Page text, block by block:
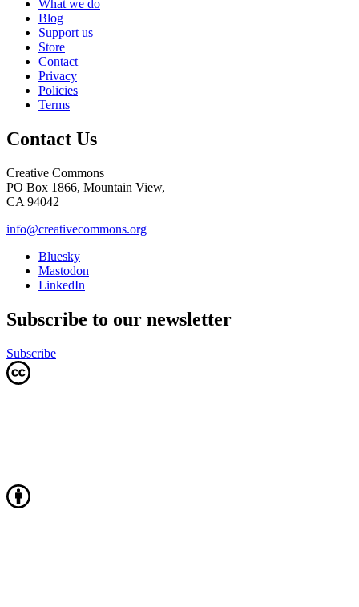
What we do
Blog
Support us
Store
Contact
Privacy
Policies
Terms
Contact Us
Creative Commons
PO Box 1866, Mountain View,
CA 94042
info@creativecommons.org
Bluesky
Mastodon
LinkedIn
Subscribe to our newsletter
Subscribe